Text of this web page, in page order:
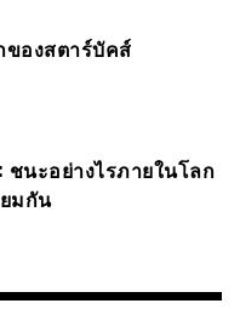
ของสตาร์บัคส์
ชนะอย่างไรภายในโลก
มกัน